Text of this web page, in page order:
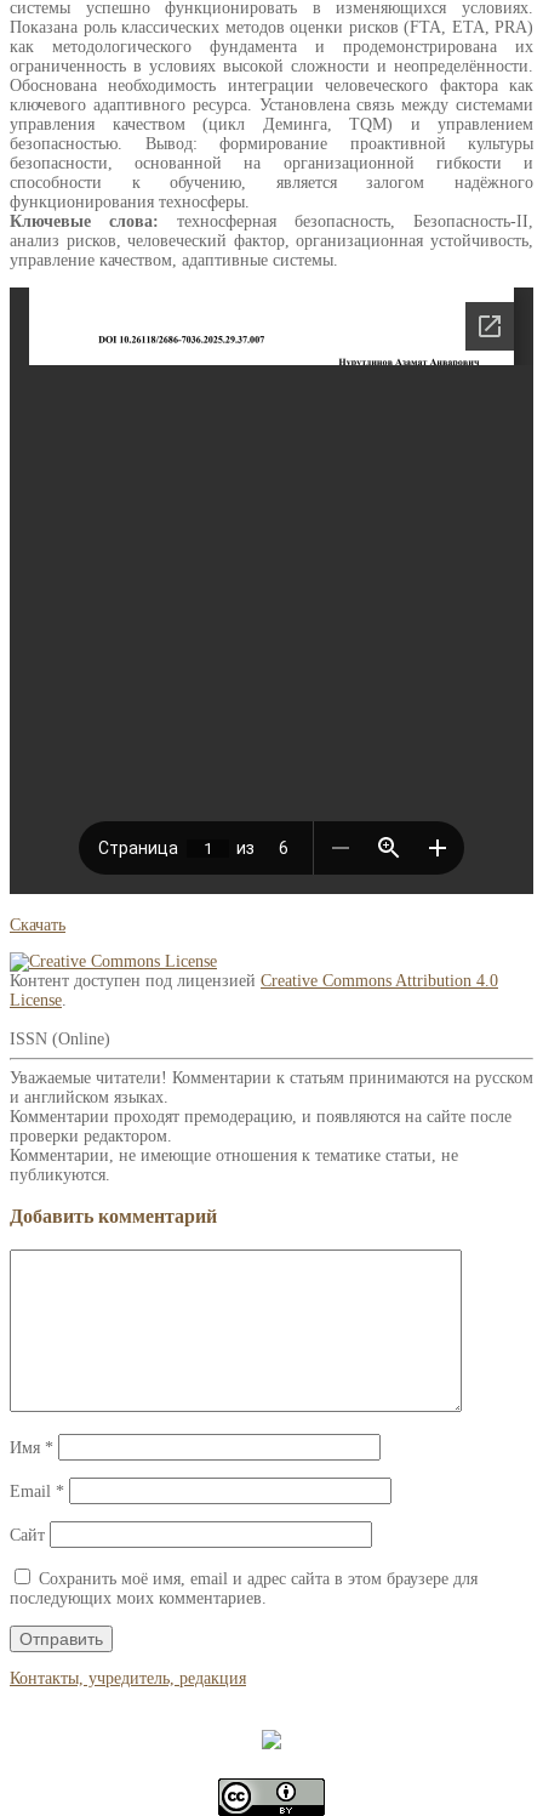
системы успешно функционировать в изменяющихся условиях.
Показана роль классических методов оценки рисков (FTA, ETA, PRA)
как методологического фундамента и продемонстрирована их
ограниченность в условиях высокой сложности и неопределённости.
Обоснована необходимость интеграции человеческого фактора как
ключевого адаптивного ресурса. Установлена связь между системами
управления качеством (цикл Деминга, TQM) и управлением
безопасностью. Вывод: формирование проактивной культуры
безопасности, основанной на организационной гибкости и
способности к обучению, является залогом надёжного
функционирования техносферы.
Ключевые слова: техносферная безопасность, Безопасность-II,
анализ рисков, человеческий фактор, организационная устойчивость,
управление качеством, адаптивные системы.
Скачать
Контент доступен под лицензией Creative Commons Attribution 4.0
License
ISSN (Online)
Уважаемые читатели! Комментарии к статьям принимаются на русском
и английском языках.
Комментарии проходят премодерацию, и появляются на сайте после
проверки редактором.
Комментарии, не имеющие отношения к тематике статьи, не
публикуются.
Добавить комментарий
Имя *
Email *
Сайт
Сохранить моё имя, email и адрес сайта в этом браузере для
последующих моих комментариев.
Контакты, учредитель, редакция